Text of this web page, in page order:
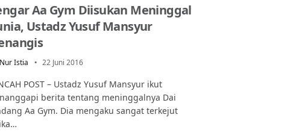
Aa Gym Diisukan Meninggal
Ustadz Yusuf Mansyur
Istia 22 Juni 2016
POST – Ustadz Yusuf Mansyur ikut
berita tentang meninggalnya Dai
Aa Gym. Dia mengaku sangat terkejut